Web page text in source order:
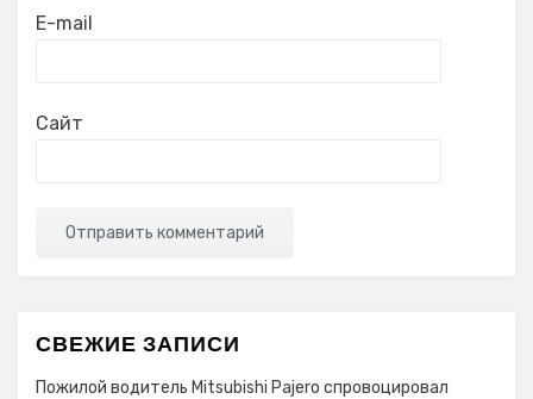
E-mail
Сайт
СВЕЖИЕ ЗАПИСИ
Пожилой водитель Mitsubishi Pajero спровоцировал